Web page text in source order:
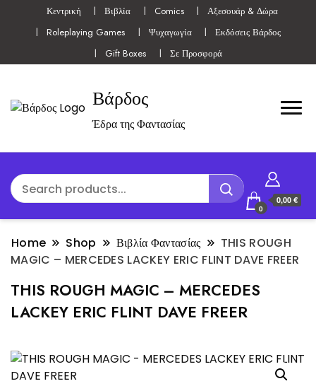
Κεντρική Βιβλία Comics
Αξεσουάρ & Δώρα
Roleplaying Games
Ψυχαγωγία
Εκδόσεις Βάρδος
Gift Boxes
Σε Προσφορά
Βάρδος
Έδρα της Φαντασίας
0
0,00 €
Home Shop Βιβλία Φαντασίας
THIS ROUGH
MAGIC – MERCEDES LACKEY ERIC FLINT DAVE FREER
THIS ROUGH MAGIC – MERCEDES
LACKEY ERIC FLINT DAVE FREER